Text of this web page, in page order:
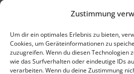
Zustimmung
Um dir ein optimales Erlebnis zu bieten,
Cookies, um Geräteinformationen zu
zuzugreifen. Wenn du diesen Technologien
wie das Surfverhalten oder eindeutige IDs
verarbeiten. Wenn du deine Zustimmung
Newsletter Podcast